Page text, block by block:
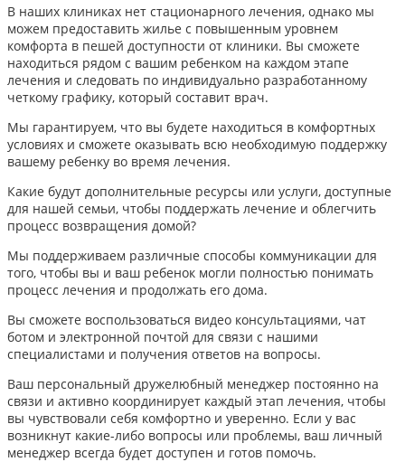
В наших клиниках нет стационарного лечения, однако мы
можем предоставить жилье с повышенным уровнем
комфорта в пешей доступности от клиники. Вы сможете
находиться рядом с вашим ребенком на каждом этапе
лечения и следовать по индивидуально разработанному
четкому графику, который составит врач.
Мы гарантируем, что вы будете находиться в комфортных
условиях и сможете оказывать всю необходимую поддержку
вашему ребенку во время лечения.
Какие будут дополнительные ресурсы или услуги, доступные
для нашей семьи, чтобы поддержать лечение и облегчить
процесс возвращения домой?
Мы поддерживаем различные способы коммуникации для
того, чтобы вы и ваш ребенок могли полностью понимать
процесс лечения и продолжать его дома.
Вы сможете воспользоваться видео консультациями, чат
ботом и электронной почтой для связи с нашими
специалистами и получения ответов на вопросы.
Ваш персональный дружелюбный менеджер постоянно на
связи и активно координирует каждый этап лечения, чтобы
вы чувствовали себя комфортно и уверенно. Если у вас
возникнут какие-либо вопросы или проблемы, ваш личный
менеджер всегда будет доступен и готов помочь.